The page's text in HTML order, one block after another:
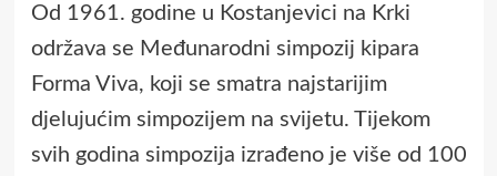
Od 1961. godine u Kostanjevici na Krki
održava se Međunarodni simpozij kipara
Forma Viva, koji se smatra najstarijim
djelujućim simpozijem na svijetu. Tijekom
svih godina simpozija izrađeno je više od 100